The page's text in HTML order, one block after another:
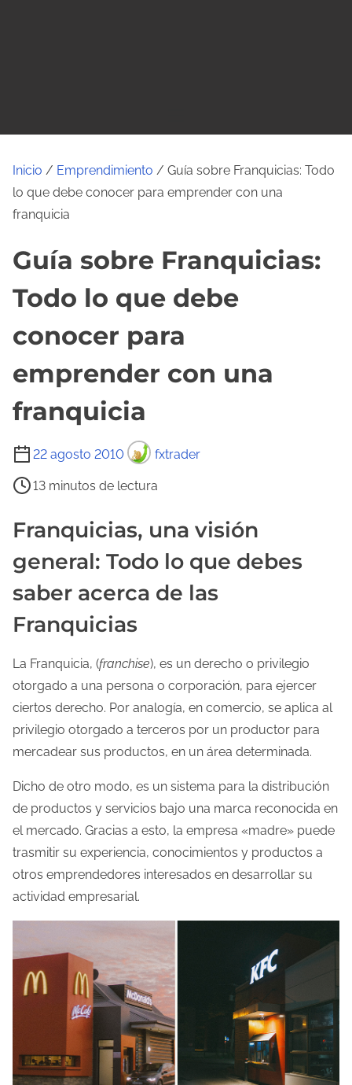
Inicio / Emprendimiento / Guía sobre Franquicias: Todo
lo que debe conocer para emprender con una
franquicia
Guía sobre Franquicias:
Todo lo que debe
conocer para
emprender con una
franquicia
22 agosto 2010 fxtrader
T
e
p
o
e
c
t
u
r
a
d
e
l
a
e
n
a
13 minutos de lectura
Franquicias, una visión
general: Todo lo que debes
saber acerca de las
Franquicias
La Franquicia, (franchise), es un derecho o privilegio
otorgado a una persona o corporación, para ejercer
ciertos derecho. Por analogía, en comercio, se aplica al
privilegio otorgado a terceros por un productor para
mercadear sus productos, en un área determinada.
Dicho de otro modo, es un sistema para la distribución
de productos y servicios bajo una marca reconocida en
el mercado. Gracias a esto, la empresa «madre» puede
trasmitir su experiencia, conocimientos y productos a
otros emprendedores interesados en desarrollar su
actividad empresarial.